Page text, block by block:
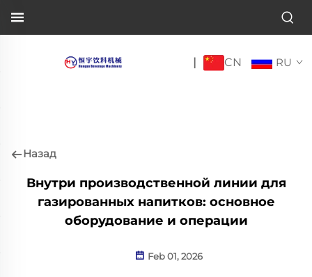
| CN RU
Назад
Внутри производственной линии для
газированных напитков: основное
оборудование и операции
Feb 01, 2026